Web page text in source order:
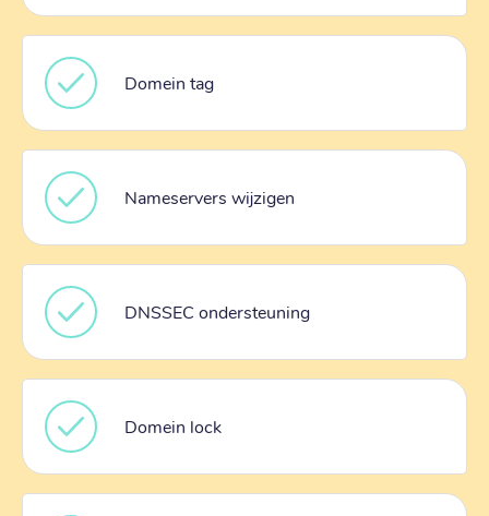
Domein tag
Nameservers wijzigen
DNSSEC ondersteuning
Domein lock